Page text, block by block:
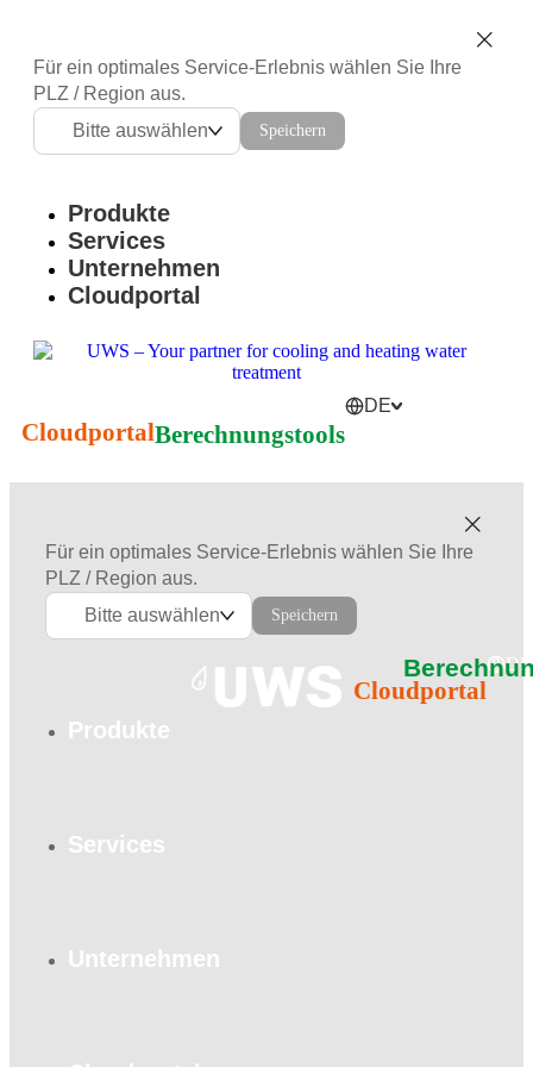
Für ein optimales Service-Erlebnis wählen Sie Ihre
PLZ / Region aus.
Bitte auswählen
Speichern
Produkte
Services
Unternehmen
Cloudportal
CloudportalBerechnungstools
DE
Für ein optimales Service-Erlebnis wählen Sie Ihre
PLZ / Region aus.
Bitte auswählen
Speichern
Produkte
Services
Unternehmen
Cloudportal
DE